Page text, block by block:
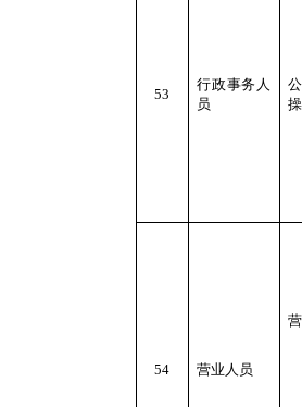
53
行政事务人
员
54 营业人员